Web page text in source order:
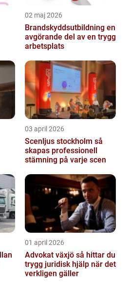
02 maj 2026
Brandskyddsutbildning en
avgörande del av en trygg
arbetsplats
03 april 2026
Scenljus stockholm så
skapas professionell
stämning på varje scen
01 april 2026
Advokat växjö så hittar du
trygg juridisk hjälp när det
verkligen gäller